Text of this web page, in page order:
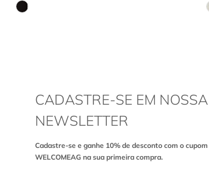
CADASTRE-SE EM NOSSA
NEWSLETTER
Cadastre-se e ganhe 10% de desconto com o cupom
WELCOMEAG na sua primeira compra.